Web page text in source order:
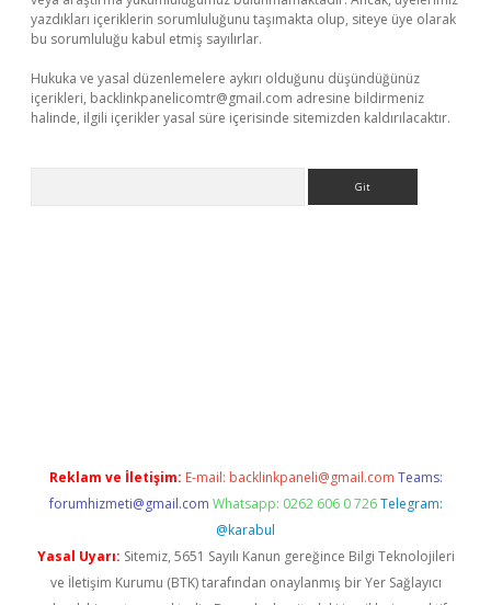
yazdıkları içeriklerin sorumluluğunu taşımakta olup, siteye üye olarak
bu sorumluluğu kabul etmiş sayılırlar.
Hukuka ve yasal düzenlemelere aykırı olduğunu düşündüğünüz
içerikleri, backlinkpanelicomtr@gmail.com adresine bildirmeniz
halinde, ilgili içerikler yasal süre içerisinde sitemizden kaldırılacaktır.
Reklam ve İletişim: E-mail: backlinkpaneli@gmail.com Teams:
forumhizmeti@gmail.com Whatsapp: 0262 606 0 726 Telegram:
@karabul
Yasal Uyarı: Sitemiz, 5651 Sayılı Kanun gereğince Bilgi Teknolojileri
ve İletişim Kurumu (BTK) tarafından onaylanmış bir Yer Sağlayıcı